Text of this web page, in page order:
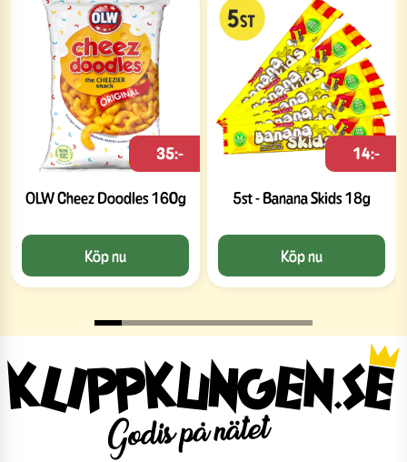
OLW Cheez Doodles 160g
35:-
Köp nu
5st - Banana Skids 18g
14:-
Köp nu